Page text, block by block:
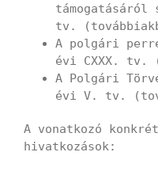
támogatásáról
tv.
A polgári
évi CXXX. tv.
A Polgári
évi V. tv.
A vonatkozó
hivatkozások: